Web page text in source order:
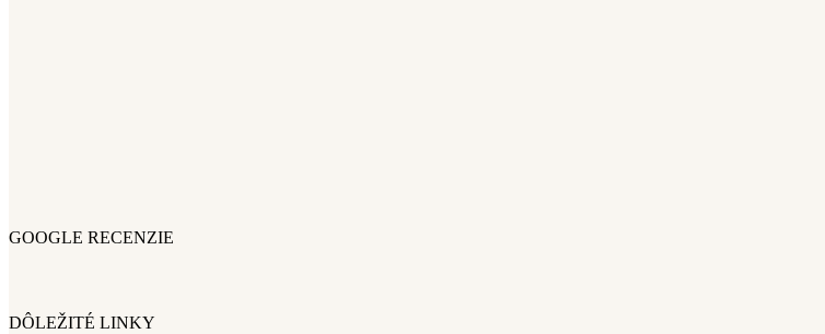
GOOGLE RECENZIE
DÔLEŽITÉ LINKY